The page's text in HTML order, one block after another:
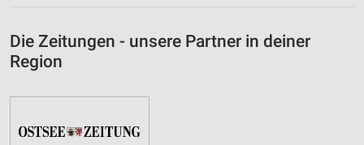
Die Zeitungen - unsere Partner in deiner
Region
Funktional
Werbung